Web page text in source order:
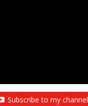
Subscribe to my channel